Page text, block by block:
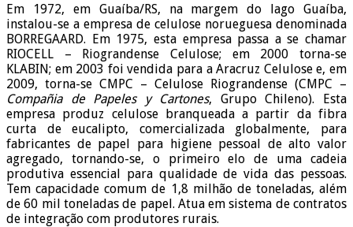
Em 1972, em Guaíba/RS, na margem do lago Guaíba,
instalou-se a empresa de celulose norueguesa denominada
BORREGAARD. Em 1975, esta empresa passa a se chamar
RIOCELL – Riograndense Celulose; em 2000 torna-se
KLABIN; em 2003 foi vendida para a Aracruz Celulose e, em
2009, torna-se CMPC – Celulose Riograndense (CMPC –
Compañia de Papeles y Cartones, Grupo Chileno). Esta
empresa produz celulose branqueada a partir da fibra
curta de eucalipto, comercializada globalmente, para
fabricantes de papel para higiene pessoal de alto valor
agregado, tornando-se, o primeiro elo de uma cadeia
produtiva essencial para qualidade de vida das pessoas.
Tem capacidade comum de 1,8 milhão de toneladas, além
de 60 mil toneladas de papel. Atua em sistema de contratos
de integração com produtores rurais.